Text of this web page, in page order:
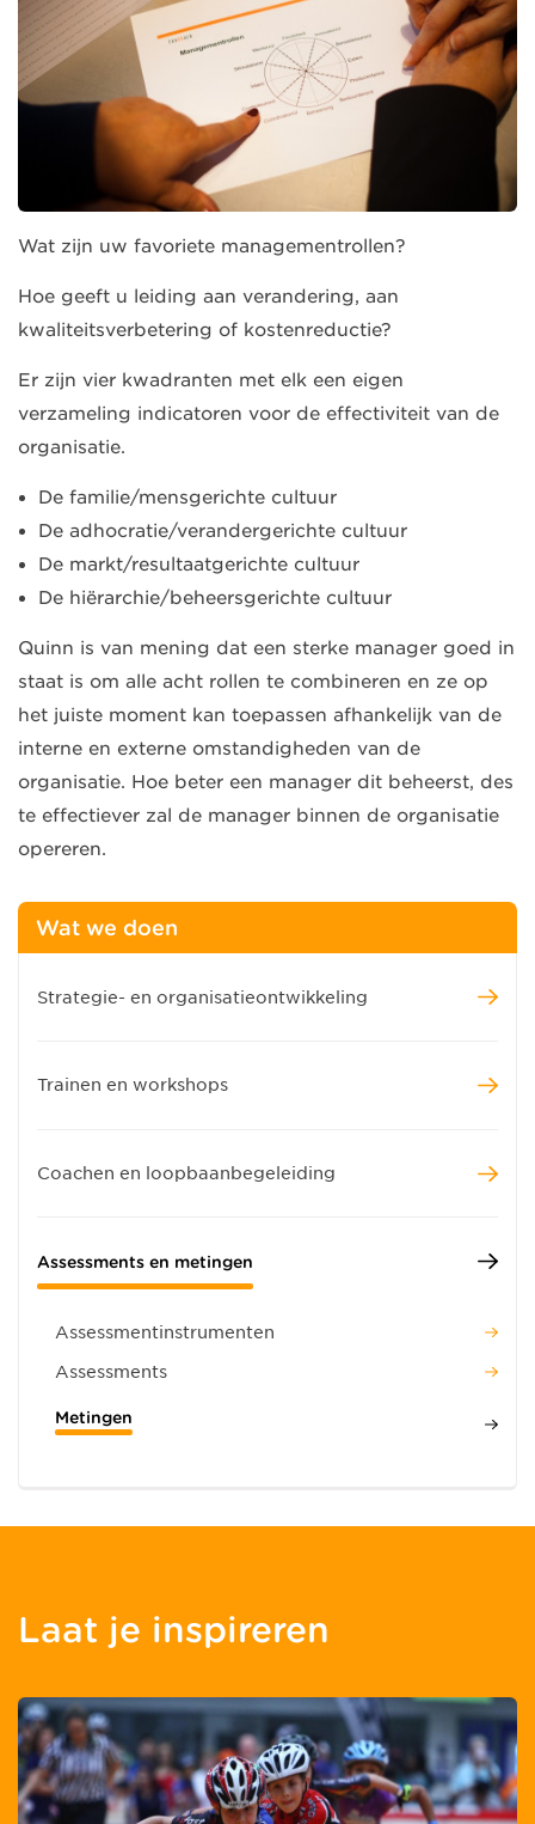
Wat zijn uw favoriete managementrollen?
Hoe geeft u leiding aan verandering, aan
kwaliteitsverbetering of kostenreductie?
Er zijn vier kwadranten met elk een eigen
verzameling indicatoren voor de effectiviteit van de
organisatie.
De familie/mensgerichte cultuur
De adhocratie/verandergerichte cultuur
De markt/resultaatgerichte cultuur
De hiërarchie/beheersgerichte cultuur
Quinn is van mening dat een sterke manager goed in
staat is om alle acht rollen te combineren en ze op
het juiste moment kan toepassen afhankelijk van de
interne en externe omstandigheden van de
organisatie. Hoe beter een manager dit beheerst, des
te effectiever zal de manager binnen de organisatie
opereren.
Wat we doen
Strategie- en organisatieontwikkeling
Trainen en workshops
Coachen en loopbaanbegeleiding
Assessments en metingen
Assessmentinstrumenten
Assessments
Metingen
Laat je inspireren